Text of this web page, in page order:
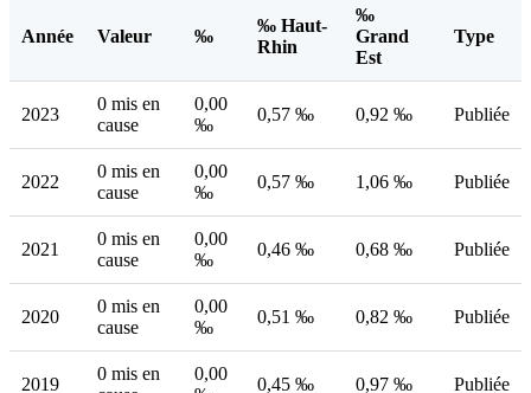
Année Valeur ‰
‰ Haut-
Rhin
‰
Grand
Est
Type
2023
0 mis en
cause
0,00
‰
0,57 ‰ 0,92 ‰ Publiée
2022
0 mis en
cause
0,00
‰
0,57 ‰ 1,06 ‰ Publiée
2021
0 mis en
cause
0,00
‰
0,46 ‰ 0,68 ‰ Publiée
2020
0 mis en
cause
0,00
‰
0,51 ‰ 0,82 ‰ Publiée
2019
0 mis en
0,00
0,45 ‰ 0,97 ‰ Publiée